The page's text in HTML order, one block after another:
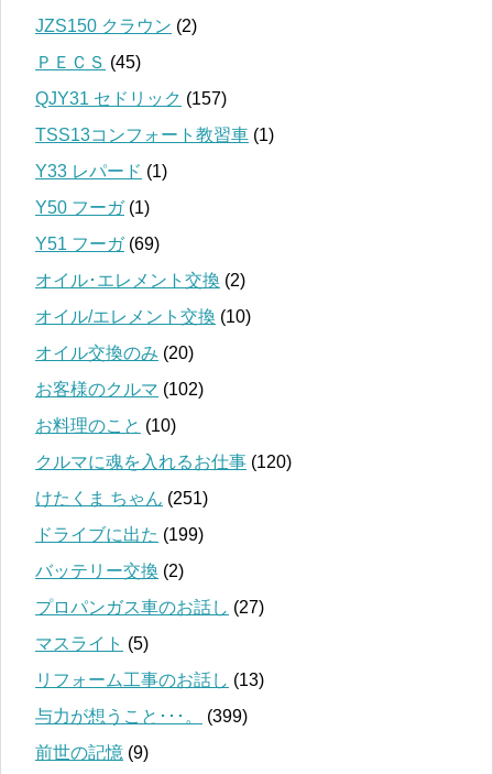
JZS150 クラウン (2)
ＰＥＣＳ (45)
QJY31 セドリック (157)
TSS13コンフォート教習車 (1)
Y33 レパード (1)
Y50 フーガ(1)
Y51 フーガ(69)
オイル･エレメント交換 (2)
オイル/エレメント交換 (10)
オイル交換のみ (20)
お客様のクルマ (102)
お料理のこと (10)
クルマに魂を入れるお仕事 (120)
けたくま ちゃん (251)
ドライブに出た (199)
バッテリー交換 (2)
プロパンガス車のお話し (27)
マスライト (5)
リフォーム工事のお話し (13)
与力が想うこと･･･。
(399)
前世の記憶 (9)